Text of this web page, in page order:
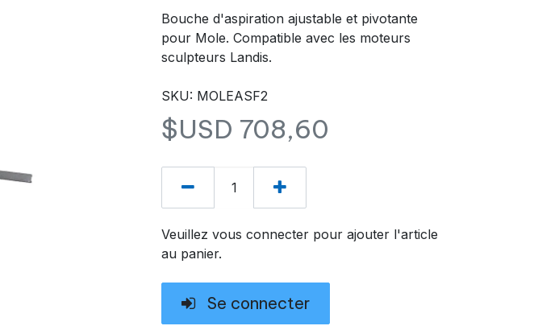
Bouche d'aspiration ajustable et pivotante
pour Mole. Compatible avec les moteurs
sculpteurs Landis.
SKU: MOLEASF2
$USD 708,60
Veuillez vous connecter pour ajouter l'article
au panier.
Se connecter